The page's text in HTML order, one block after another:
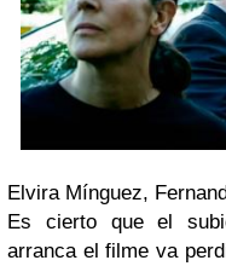
Elvira Mínguez,
Es cierto que el
arranca el filme va